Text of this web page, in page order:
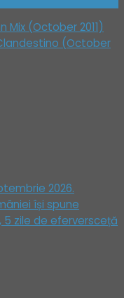
Mix (October 2011)
(October
2026.
își spune
zile de eferversceță